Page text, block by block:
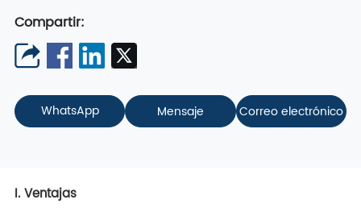
Compartir:
WhatsApp Mensaje Correo electrónico
I. Ventajas